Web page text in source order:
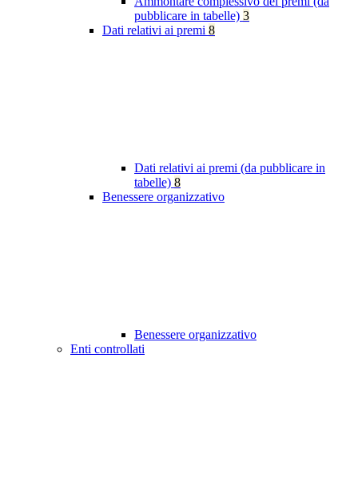
pubblicare in tabelle) 3
Dati relativi ai premi 8
Dati relativi ai premi (da pubblicare in
tabelle) 8
Benessere organizzativo
Benessere organizzativo
Enti controllati